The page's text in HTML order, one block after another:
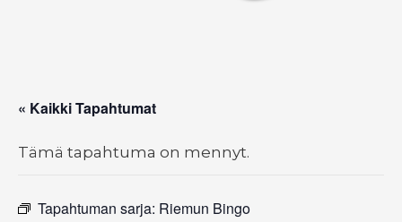
« Kaikki Tapahtumat
Tämä tapahtuma on mennyt.
Tapahtuman sarja: Riemun Bingo